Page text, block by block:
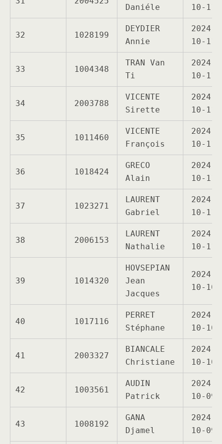
Daniéle 10-11
32 1028199
DEYDIER
Annie
2024-
10-11
33 1004348
TRAN Van
Ti
2024-
10-11
34 2003788
VICENTE
Sirette
2024-
10-11
35 1011460
VICENTE
François
2024-
10-11
36 1018424
GRECO
Alain
2024-
10-11
37 1023271
LAURENT
Gabriel
2024-
10-11
38 2006153
LAURENT
Nathalie
2024-
10-11
39 1014320
HOVSEPIAN
Jean
Jacques
2024-
10-10
40 1017116
PERRET
Stéphane
2024-
10-10
41 2003327
BIANCALE
Christiane
2024-
10-10
42 1003561
AUDIN
Patrick
2024-
10-09
43 1008192
GANA
Djamel
2024-
10-09